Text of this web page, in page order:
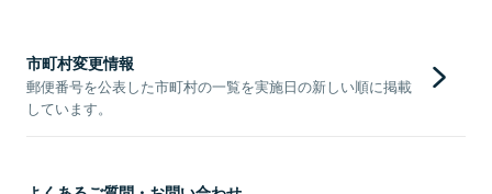
市町村変更情報
郵便番号を公表した市町村の一覧を実施日の新しい順に掲載
しています。